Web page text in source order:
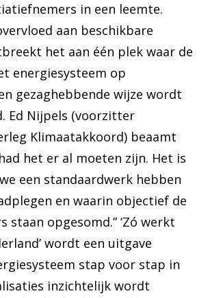
in een leemte.
aan beschikbare
het aan één plek waar de
energiesysteem op
gezaghebbende wijze wordt
Ed Nijpels (voorzitter
Klimaatakkoord) beaamt
het er al moeten zijn. Het is
een standaardwerk hebben
en waarin objectief de
staan opgesomd.” ‘Zó werkt
wordt een uitgave
stap voor stap in
inzichtelijk wordt